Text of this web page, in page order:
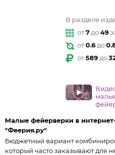
В разделе
от7 до49
от0.6 до
от589 до
Малые фейерверки в
"Феерия.ру"
Бюджетный вариант
который часто заказывают для